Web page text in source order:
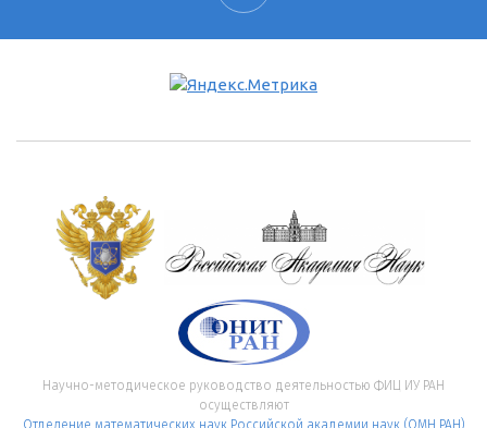
Научно-методическое руководство деятельностью ФИЦ ИУ РАН
осуществляют
Отделение математических наук Российской академии наук (ОМН РАН)